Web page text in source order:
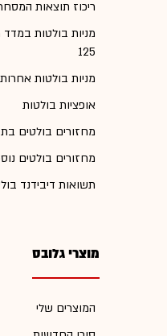
ריכוז תוצאות
מניות בולטות
125
מניות בולטות
אופציות בולטות
מחזורים בולטים בת"א
מחזורים בולטים
תשואות דיבידנד
מוצרי גלובס
המוצרים שלי